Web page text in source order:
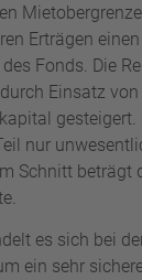
Erträgen
Fonds. Die
Einsatz
gesteigert.
nur
Schnitt beträgt
es sich bei
ein sehr